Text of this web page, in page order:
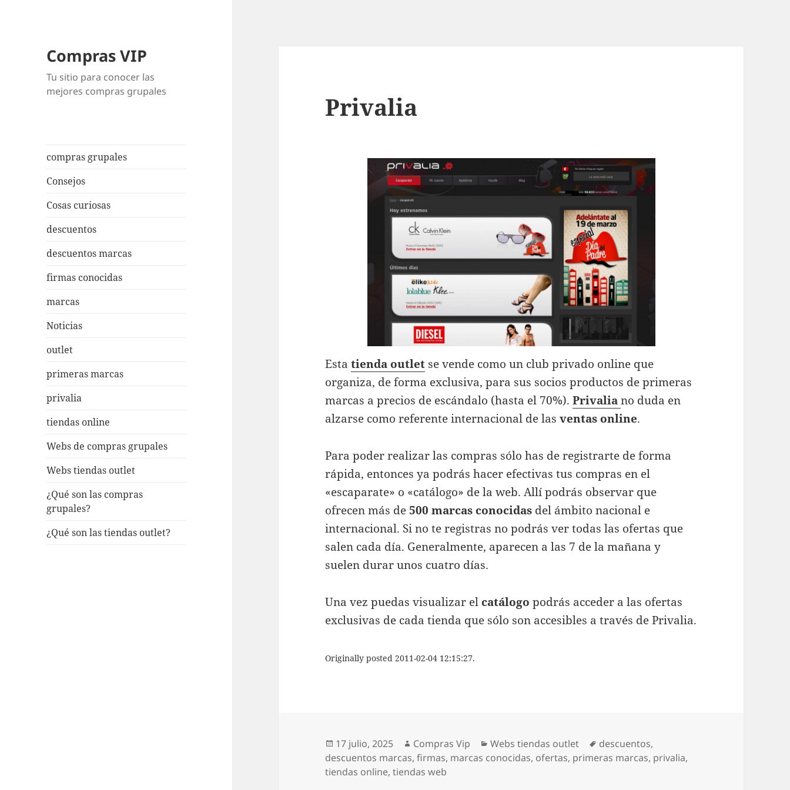
Compras VIP
Tu sitio para conocer las
mejores compras grupales
compras grupales
Consejos
Cosas curiosas
descuentos
descuentos marcas
firmas conocidas
marcas
Noticias
outlet
primeras marcas
privalia
tiendas online
Webs de compras grupales
Webs tiendas outlet
¿Qué son las compras
grupales?
¿Qué son las tiendas outlet?
Privalia
Estatienda outlet se vende como un club privado online que
organiza, de forma exclusiva, para sus socios productos de primeras
marcas a precios de escándalo (hasta el 70%).Privalia no duda en
alzarse como referente internacional de lasventas online.
Para poder realizar las compras sólo has de registrarte de forma
rápida, entonces ya podrás hacer efectivas tus compras en el
«escaparate» o «catálogo» de la web. Allí podrás observar que
ofrecen más de500 marcas conocidas del ámbito nacional e
internacional. Si no te registras no podrás ver todas las ofertas que
salen cada día. Generalmente, aparecen a las 7 de la mañana y
suelen durar unos cuatro días.
Una vez puedas visualizar el catálogo podrás acceder a las ofertas
exclusivas de cada tienda que sólo son accesibles a través de Privalia.
Originally posted 2011-02-04 12:15:27.
Publicado
el
17 julio, 2025 Autor
Compras Vip Categorías
Webs tiendas outlet Etiquetas
descuentos,
descuentos marcas,firmas, marcas conocidas, ofertas, primeras marcas, privalia,
tiendas online,tiendas web